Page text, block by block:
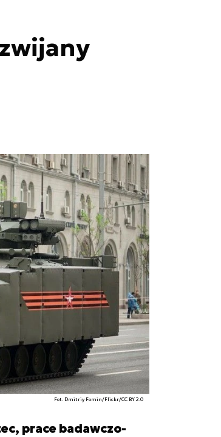
Fot. Dmitriy Fomin/Flickr/CC BY 2.0
prace badawczo-